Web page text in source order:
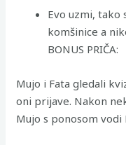
Evo uzmi, tako
komšinice a
BONUS PRIČA:
Mujo i Fata gledali
oni prijave. Nakon
Mujo s ponosom vodi